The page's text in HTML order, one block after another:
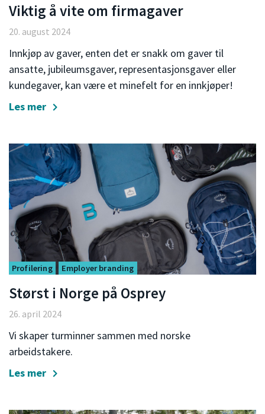
Viktig å vite om firmagaver
20. august 2024
Innkjøp av gaver, enten det er snakk om gaver til
ansatte, jubileumsgaver, representasjonsgaver eller
kundegaver, kan være et minefelt for en innkjøper!
Les mer
Profilering Employer branding
Størst i Norge på Osprey
26. april 2024
Vi skaper turminner sammen med norske
arbeidstakere.
Les mer